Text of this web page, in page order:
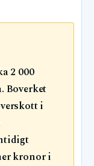
2 000
Boverket
i
kronor i